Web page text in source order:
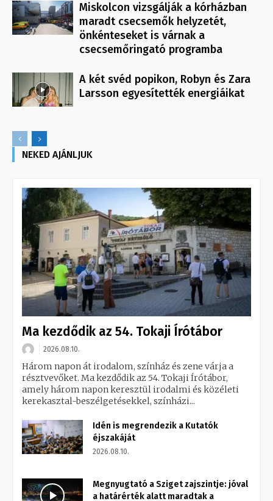
Miskolcon vizsgálják a kórházban
maradt csecsemők helyzetét,
önkénteseket is várnak a
csecsemőringató programba
A két svéd popikon, Robyn és Zara
Larsson egyesítették energiáikat
NEKED AJÁNLJUK
Ma kezdődik az 54. Tokaji Írótábor
2026.08.10.
Három napon át irodalom, színház és zene várja a
résztvevőket. Ma kezdődik az 54. Tokaji Írótábor,
amely három napon keresztül irodalmi és közéleti
kerekasztal-beszélgetésekkel, színházi...
Idén is megrendezik a Kutatók
éjszakáját
2026.08.10.
Megnyugtató a Sziget zajszintje: jóval
a határérték alatt maradtak a